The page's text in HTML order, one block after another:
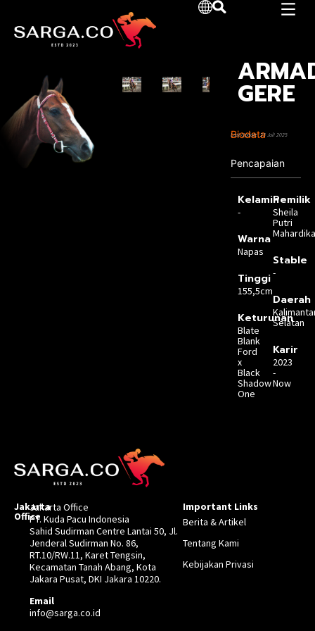
GERE
Biodata
Pencapaian
Kelamin
-
Warna
Napas
Tinggi
155,5cm
Keturunan
Blate
Blank
Ford
x
Black
Shadow
One
Pemilik
Sheila
Putri
Mahardika
Stable
-
Daerah
Selatan
Karir
2023
-
Now
Last Update :23 Juli 2025
Jakarta
Office
Jakarta Office
PT. Kuda Pacu Indonesia
Sahid Sudirman Centre Lantai 50, Jl.
Jenderal Sudirman No. 86,
RT.10/RW.11, Karet Tengsin,
Kecamatan Tanah Abang, Kota
Jakara Pusat, DKI Jakara 10220.
Email
info@sarga.co.id
Important Links
Berita & Artikel
Tentang Kami
Kebijakan Privasi